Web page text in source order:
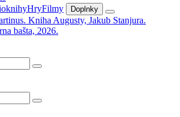
HryFilmy Doplnky